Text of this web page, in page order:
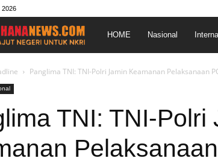
2026
Merajut
Negeri
NKRI
HOME Nasional
Panglima TNI: TNI-Polri Jamin Keamanan Pelaksanaan
TNI: TNI-Polri